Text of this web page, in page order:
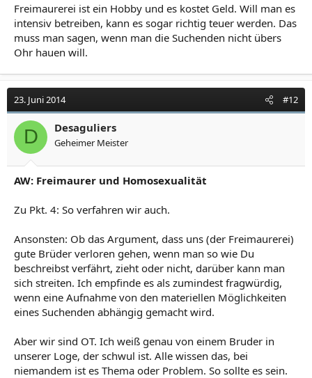
Freimaurerei ist ein Hobby und es kostet Geld. Will man es
intensiv betreiben, kann es sogar richtig teuer werden. Das
muss man sagen, wenn man die Suchenden nicht übers
Ohr hauen will.
23. Juni 2014 #12
D Desaguliers
Geheimer Meister
AW: Freimaurer und Homosexualität
Zu Pkt. 4: So verfahren wir auch.
Ansonsten: Ob das Argument, dass uns (der Freimaurerei)
gute Brüder verloren gehen, wenn man so wie Du
beschreibst verfährt, zieht oder nicht, darüber kann man
sich streiten. Ich empfinde es als zumindest fragwürdig,
wenn eine Aufnahme von den materiellen Möglichkeiten
eines Suchenden abhängig gemacht wird.
Aber wir sind OT. Ich weiß genau von einem Bruder in
unserer Loge, der schwul ist. Alle wissen das, bei
niemandem ist es Thema oder Problem. So sollte es sein.